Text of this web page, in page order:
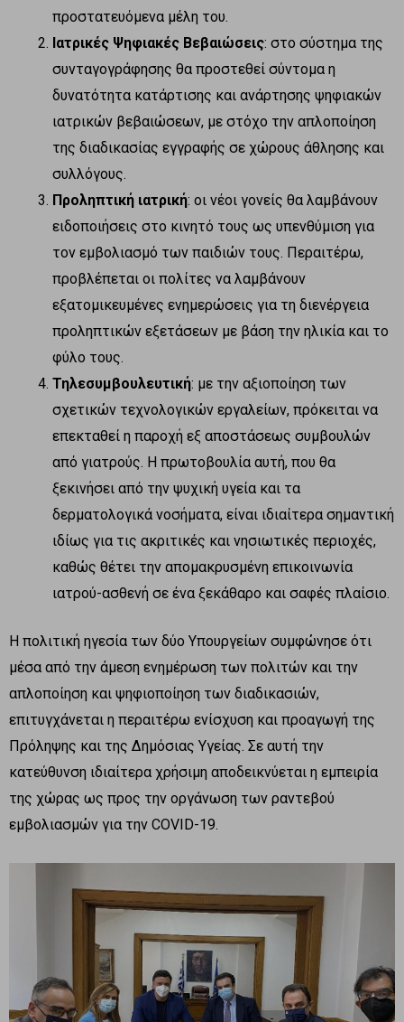
προστατευόμενα μέλη του.
Ιατρικές Ψηφιακές Βεβαιώσεις: στο σύστημα της
συνταγογράφησης θα προστεθεί σύντομα η
δυνατότητα κατάρτισης και ανάρτησης ψηφιακών
ιατρικών βεβαιώσεων, με στόχο την απλοποίηση
της διαδικασίας εγγραφής σε χώρους άθλησης και
συλλόγους.
Προληπτική ιατρική: οι νέοι γονείς θα λαμβάνουν
ειδοποιήσεις στο κινητό τους ως υπενθύμιση για
τον εμβολιασμό των παιδιών τους. Περαιτέρω,
προβλέπεται οι πολίτες να λαμβάνουν
εξατομικευμένες ενημερώσεις για τη διενέργεια
προληπτικών εξετάσεων με βάση την ηλικία και το
φύλο τους.
Τηλεσυμβουλευτική: με την αξιοποίηση των
σχετικών τεχνολογικών εργαλείων, πρόκειται να
επεκταθεί η παροχή εξ αποστάσεως συμβουλών
από γιατρούς. Η πρωτοβουλία αυτή, που θα
ξεκινήσει από την ψυχική υγεία και τα
δερματολογικά νοσήματα, είναι ιδιαίτερα σημαντική
ιδίως για τις ακριτικές και νησιωτικές περιοχές,
καθώς θέτει την απομακρυσμένη επικοινωνία
ιατρού-ασθενή σε ένα ξεκάθαρο και σαφές πλαίσιο.
Η πολιτική ηγεσία των δύο Υπουργείων συμφώνησε ότι
μέσα από την άμεση ενημέρωση των πολιτών και την
απλοποίηση και ψηφιοποίηση των διαδικασιών,
επιτυγχάνεται η περαιτέρω ενίσχυση και προαγωγή της
Πρόληψης και της Δημόσιας Υγείας. Σε αυτή την
κατεύθυνση ιδιαίτερα χρήσιμη αποδεικνύεται η εμπειρία
της χώρας ως προς την οργάνωση των ραντεβού
εμβολιασμών για την COVID-19.